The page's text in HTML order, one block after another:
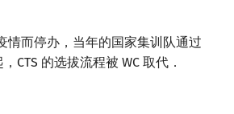
情而停办，当年的国家集训队通过
CTS 的选拔流程被 WC 取代．